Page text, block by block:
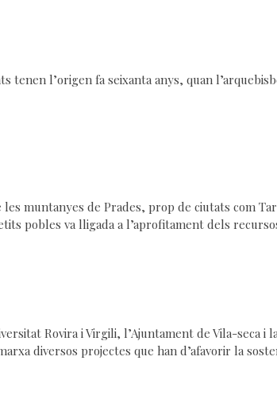
l’origen fa seixanta anys, quan
les muntanyes de Prades, prop de ciutats com
pobles va lligada a l’aprofitament dels
Rovira i Virgili, l’Ajuntament de Vila-seca i
diversos projectes que han d’afavorir la